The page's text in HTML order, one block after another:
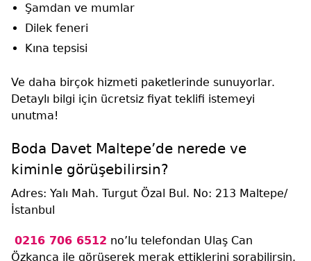
Şamdan ve mumlar
Dilek feneri
Kına tepsisi
Ve daha birçok hizmeti paketlerinde sunuyorlar.
Detaylı bilgi için ücretsiz fiyat teklifi istemeyi
unutma!
Boda Davet Maltepe’de nerede ve
kiminle görüşebilirsin?
Adres: Yalı Mah. Turgut Özal Bul. No: 213 Maltepe/
İstanbul
0216 706 6512 no’lu telefondan Ulaş Can
Özkanca ile görüşerek merak ettiklerini sorabilirsin.